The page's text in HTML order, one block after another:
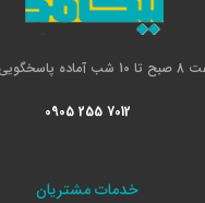
0905 255 7012
خدمات مشتریان